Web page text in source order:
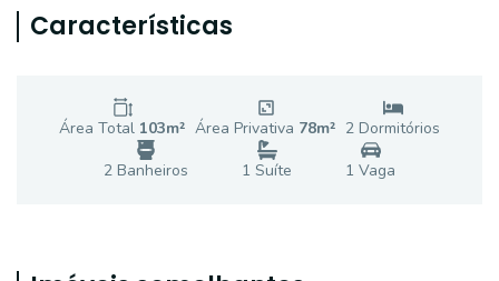
Características
Área Total 103m² Área Privativa 78m² 2 Dormitórios
2 Banheiros 1 Suíte 1 Vaga